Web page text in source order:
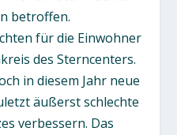
betroffen.
für die Einwohner
des Sterncenters.
in diesem Jahr neue
äußerst schlechte
verbessern. Das